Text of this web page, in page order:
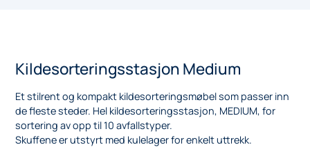
Kildesorteringsstasjon Medium
Et stilrent og kompakt kildesorteringsmøbel som passer inn
de fleste steder. Hel kildesorteringsstasjon, MEDIUM, for
sortering av opp til 10 avfallstyper.
Skuffene er utstyrt med kulelager for enkelt uttrekk.